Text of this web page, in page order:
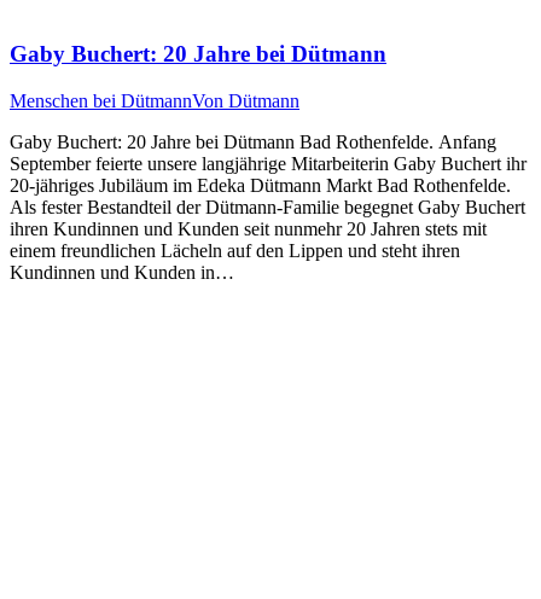
Gaby Buchert: 20 Jahre bei Dütmann
Menschen bei DütmannVon Dütmann
Gaby Buchert: 20 Jahre bei Dütmann Bad Rothenfelde. Anfang
September feierte unsere langjährige Mitarbeiterin Gaby Buchert ihr
20-jähriges Jubiläum im Edeka Dütmann Markt Bad Rothenfelde.
Als fester Bestandteil der Dütmann-Familie begegnet Gaby Buchert
ihren Kundinnen und Kunden seit nunmehr 20 Jahren stets mit
einem freundlichen Lächeln auf den Lippen und steht ihren
Kundinnen und Kunden in…